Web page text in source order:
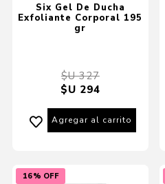
Six Gel De Ducha
Exfoliante Corporal 195
gr
$U 327
$U 294
Agregar al carrito
16% OFF